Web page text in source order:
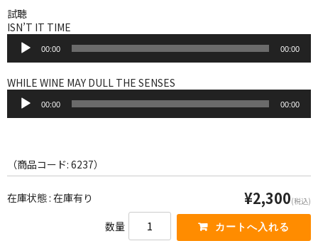
7INC
レア盤（1万円以上）
Webのみ no.1
Webのみ no.2
Webのみ no.4
売り切れ
試聴
ISN’T IT TIME
プ
レ
ー
ー
00:00 00:00
WHILE WINE MAY DULL THE SENSES
プ
ヤ
ー
00:00 00:00
（商品コード: 6237）
在庫状態 : 在庫有り ¥2,300(税込)
数量